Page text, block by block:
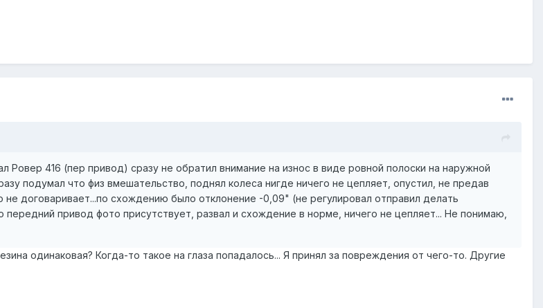
Ровер 416 (пер привод) сразу не обратил внимание на износ в виде ровной полоски на наружной
подумал что физ вмешательство, поднял колеса нигде ничего не цепляет, опустил, не предав
договаривает...по схождению было отклонение -0,09" (не регулировал отправил делать
привод фото присутствует, развал и схождение в норме, ничего не цепляет... Не понимаю,
одинаковая? Когда-то такое на глаза попадалось... Я принял за повреждения от чего-то. Другие